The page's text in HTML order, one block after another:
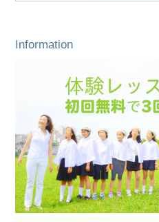
Information